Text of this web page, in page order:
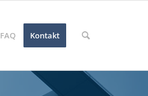
FAQ Kontakt